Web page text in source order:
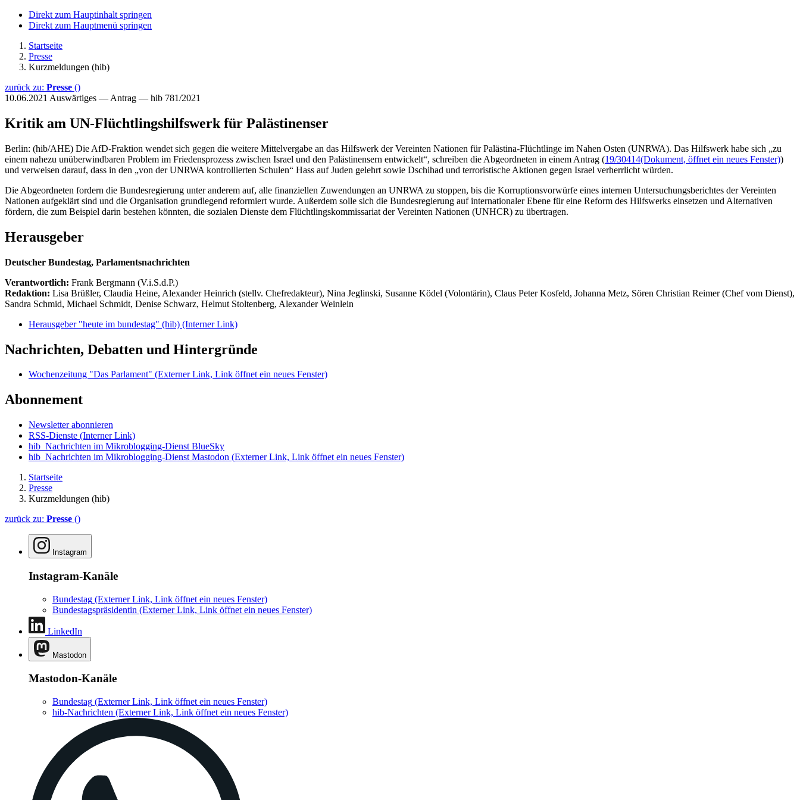
Direkt zum Hauptinhalt springen
Direkt zum Hauptmenü springen
Startseite
Presse
Kurzmeldungen (hib)
zurück zu: Presse ()
10.06.2021 Auswärtiges — Antrag — hib 781/2021
Kritik am UN-Flüchtlingshilfswerk für Palästinenser
Berlin: (hib/AHE) Die AfD-Fraktion wendet sich gegen die weitere Mittelvergabe an das Hilfswerk der Vereinten Nationen für Palästina-Flüchtlinge im Nahen Osten (UNRWA). Das Hilfswerk habe sich „zu
einem nahezu unüberwindbaren Problem im Friedensprozess zwischen Israel und den Palästinensern entwickelt“, schreiben die Abgeordneten in einem Antrag (19/30414(Dokument, öffnet ein neues Fenster))
und verweisen darauf, dass in den „von der UNRWA kontrollierten Schulen“ Hass auf Juden gelehrt sowie Dschihad und terroristische Aktionen gegen Israel verherrlicht würden.
Die Abgeordneten fordern die Bundesregierung unter anderem auf, alle finanziellen Zuwendungen an UNRWA zu stoppen, bis die Korruptionsvorwürfe eines internen Untersuchungsberichtes der Vereinten
Nationen aufgeklärt sind und die Organisation grundlegend reformiert wurde. Außerdem solle sich die Bundesregierung auf internationaler Ebene für eine Reform des Hilfswerks einsetzen und Alternativen
fördern, die zum Beispiel darin bestehen könnten, die sozialen Dienste dem Flüchtlingskommissariat der Vereinten Nationen (UNHCR) zu übertragen.
Herausgeber
Deutscher Bundestag, Parlamentsnachrichten
Verantwortlich: Frank Bergmann (V.i.S.d.P.)
Redaktion: Lisa Brüßler, Claudia Heine, Alexander Heinrich (stellv. Chefredakteur), Nina Jeglinski, Susanne Ködel (Volontärin), Claus Peter Kosfeld, Johanna Metz, Sören Christian Reimer (Chef vom Dienst),
Sandra Schmid, Michael Schmidt, Denise Schwarz, Helmut Stoltenberg, Alexander Weinlein
Herausgeber "heute im bundestag" (hib) (Interner Link)
Nachrichten, Debatten und Hintergründe
Wochenzeitung "Das Parlament" (Externer Link, Link öffnet ein neues Fenster)
Abonnement
Newsletter abonnieren
RSS-Dienste (Interner Link)
hib_Nachrichten im Mikroblogging-Dienst BlueSky
hib_Nachrichten im Mikroblogging-Dienst Mastodon (Externer Link, Link öffnet ein neues Fenster)
Startseite
Presse
Kurzmeldungen (hib)
zurück zu: Presse ()
Instagram
Instagram-Kanäle
Bundestag (Externer Link, Link öffnet ein neues Fenster)
Bundestagspräsidentin (Externer Link, Link öffnet ein neues Fenster)
LinkedIn
Mastodon
Mastodon-Kanäle
Bundestag (Externer Link, Link öffnet ein neues Fenster)
hib-Nachrichten (Externer Link, Link öffnet ein neues Fenster)